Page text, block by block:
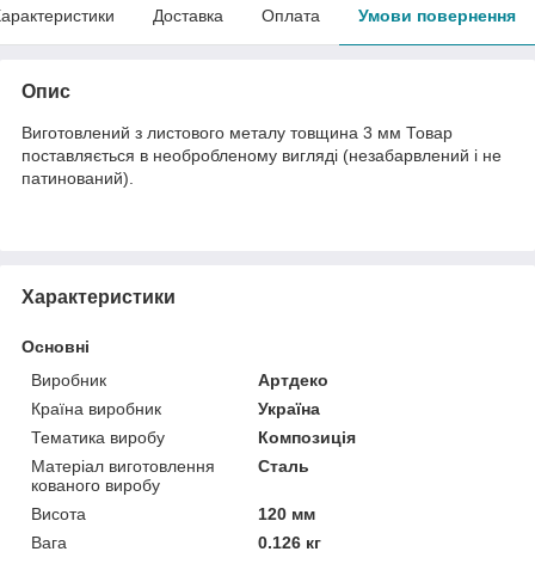
Доставка Оплата Умови повернення
Опис
Виготовлений з листового металу товщина 3 мм Товар
поставляється в необробленому вигляді (незабарвлений і не
патинований).
Характеристики
Основні
Виробник
Артдеко
Країна виробник
Україна
Тематика виробу
Композиція
Матеріал виготовлення
кованого виробу
Сталь
Висота
120 мм
Вага
0.126 кг